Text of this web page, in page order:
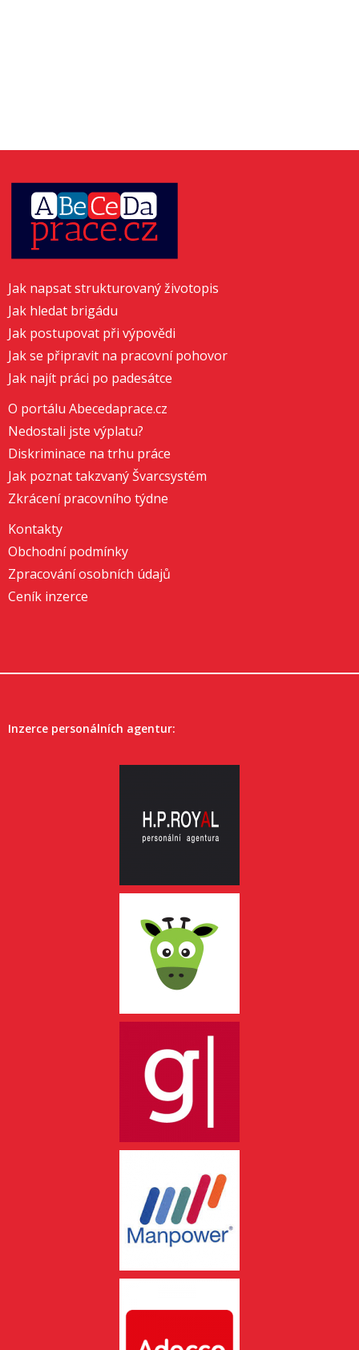
Jak napsat strukturovaný životopis
Jak hledat brigádu
Jak postupovat při výpovědi
Jak se připravit na pracovní pohovor
Jak najít práci po padesátce
O portálu Abecedaprace.cz
Nedostali jste výplatu?
Diskriminace na trhu práce
Jak poznat takzvaný Švarcsystém
Zkrácení pracovního týdne
Kontakty
Obchodní podmínky
Zpracování osobních údajů
Ceník inzerce
Inzerce personálních agentur: